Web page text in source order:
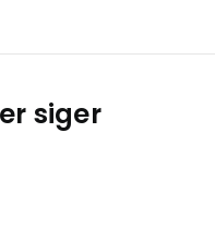
siger